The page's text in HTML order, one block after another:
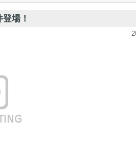
場！